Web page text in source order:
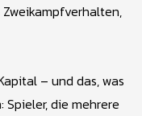
– und das, was
Spieler, die mehrere